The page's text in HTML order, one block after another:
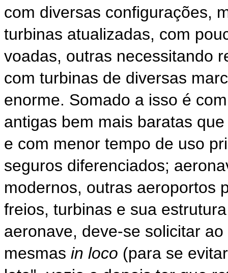
com diversas configurações,
turbinas atualizadas, com
voadas, outras necessitando
com turbinas de diversas
enorme. Somado a isso é
antigas bem mais baratas
e com menor tempo de uso
seguros diferenciados;
modernos, outras aeroportos
freios, turbinas e sua
aeronave, deve-se solicitar
mesmas in loco (para se